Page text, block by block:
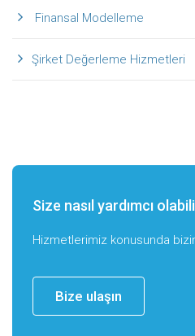
Finansal Modelleme
Şirket Değerleme Hizmetleri
Size nasıl yardımcı
Hizmetlerimiz konusunda
Bize ulaşın